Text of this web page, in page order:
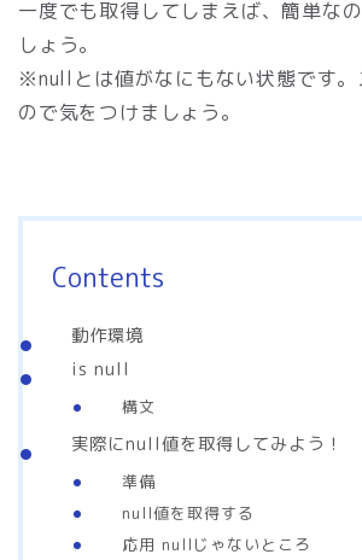
一度でも取得してしまえば、簡単な
しょう。
※nullとは値がなにもない状態です。
ので気をつけましょう。
Contents
動作環境
is null
構文
実際にnull値を取得してみよう！
準備
null値を取得する
応用 nullじゃないところ